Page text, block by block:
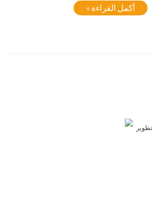
أكمل القراءة »
تطوير